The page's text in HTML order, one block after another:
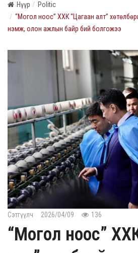
a
t
i
o
Нүүр
Politic
“Могол ноос” ХХК “Цагаан алт”
нэмж, олон ажлын байр бий болгожээ
Сэтгүүлч 2026/04/09 136
“Могол ноос”